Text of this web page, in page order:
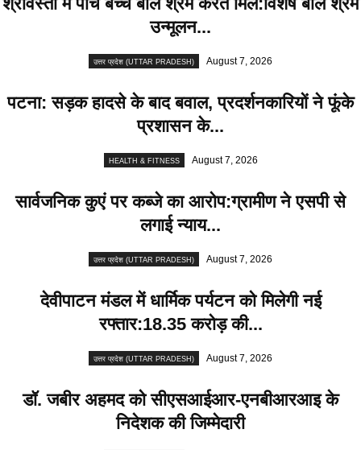
उन्मूलन...
उत्तर प्रदेश (UTTAR PRADESH) August 7, 2026
पटना: सड़क हादसे के बाद बवाल, प्रदर्शनकारियों ने फूंके
प्रशासन के...
HEALTH & FITNESS August 7, 2026
सार्वजनिक कुएं पर कब्जे का आरोप:ग्रामीण ने एसपी से
लगाई न्याय...
उत्तर प्रदेश (UTTAR PRADESH) August 7, 2026
देवीपाटन मंडल में धार्मिक पर्यटन को मिलेगी नई
रफ्तार:18.35 करोड़ की...
उत्तर प्रदेश (UTTAR PRADESH) August 7, 2026
डॉ. जबीर अहमद को सीएसआईआर-एनबीआरआइ के
निदेशक की जिम्मेदारी